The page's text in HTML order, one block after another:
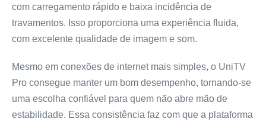
com carregamento rápido e baixa incidência de
travamentos. Isso proporciona uma experiência fluida,
com excelente qualidade de imagem e som.
Mesmo em conexões de internet mais simples, o UniTV
Pro consegue manter um bom desempenho, tornando-se
uma escolha confiável para quem não abre mão de
estabilidade. Essa consistência faz com que a plataforma